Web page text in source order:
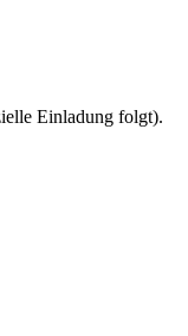
Einladung folgt).